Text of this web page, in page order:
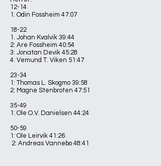
12-14
1: Odin Fossheim 47:07
18-22
1. Johan Kvalvik 39:44
2: Are Fossheim 40:54
3: Jonatan Devik 45:28
4: Vemund T. Viken 51:47
23-34
1: Thomas L. Skogmo 39:58
2: Magne Stenbroten 47:51
35-49
1: Ole O.V. Danielsen 44:24
50-59
1: Ole Leirvik 41:26
2: Andreas Vannebo 48:41